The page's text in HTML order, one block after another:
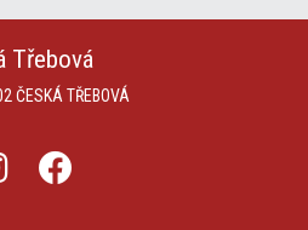
Třebová
ČESKÁ TŘEBOVÁ